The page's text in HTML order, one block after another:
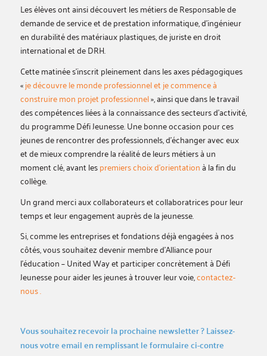
Les élèves ont ainsi découvert les métiers de Responsable de
demande de service et de prestation informatique, d’ingénieur
en durabilité des matériaux plastiques, de juriste en droit
international et de DRH.
Cette matinée s’inscrit pleinement dans les axes pédagogiques
«je découvre le monde professionnel et je commence à
construire mon projet professionnel», ainsi que dans le travail
des compétences liées à la connaissance des secteurs d’activité,
du programme Défi Jeunesse. Une bonne occasion pour ces
jeunes de rencontrer des professionnels, d’échanger avec eux
et de mieux comprendre la réalité de leurs métiers à un
moment clé, avant lespremiers choix d’orientationà la fin du
collège.
Un grand merci aux collaborateurs et collaboratrices pour leur
temps et leur engagement auprès de la jeunesse.
Si, comme les entreprises et fondations déjà engagées à nos
côtés, vous souhaitez devenir membre d’Alliance pour
l’éducation – United Way et participer concrètement à Défi
Jeunesse pour aider les jeunes à trouver leur voie,contactez-
nous .
Vous souhaitez recevoir la prochaine newsletter ? Laissez-
nous votre email en remplissant le formulaire ci-contre